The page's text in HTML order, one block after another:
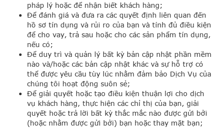
pháp lý hoặc để nhận biết khách hàng;
Để đánh giá và đưa ra các quyết định liên quan đến
hồ sơ tín dụng và rủi ro của bạn và tính đủ điều kiện
để cho vay, trả sau hoặc cho các sản phẩm tín dụng,
nếu có;
Để duy trì và quản lý bất kỳ bản cập nhật phần mềm
nào và/hoặc các bản cập nhật khác và sự hỗ trợ có
thể được yêu cầu tùy lúc nhằm đảm bảo Dịch Vụ của
chúng tôi hoạt động suôn sẻ;
Để giải quyết hoặc tạo điều kiện thuận lợi cho dịch
vụ khách hàng, thực hiện các chỉ thị của bạn, giải
quyết hoặc trả lời bất kỳ thắc mắc nào được gửi bởi
(hoặc nhằm được gửi bởi) bạn hoặc thay mặt bạn;